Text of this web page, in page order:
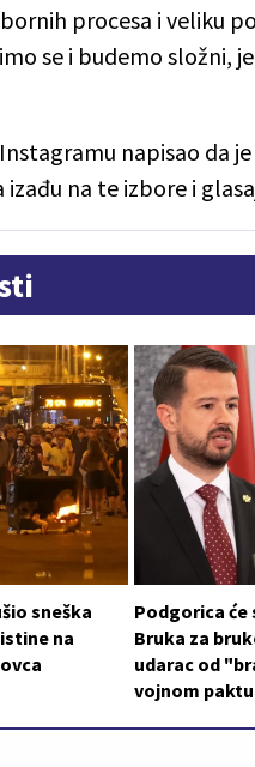
procesa i veliku
se i budemo složni,
napisao da
izađu na te izbore i
sneška
na
Podgorica će
Bruka za
udarac od
vojnom